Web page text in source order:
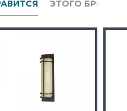
ЭТОГО БРЕНДА